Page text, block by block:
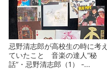
忌野清志郎が高校生の時に考え
ていたこと 音楽の達人“秘
話”・忌野清志郎（1） -...